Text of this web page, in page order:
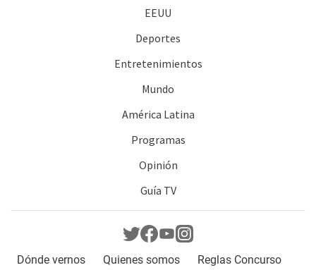
EEUU
Deportes
Entretenimientos
Mundo
América Latina
Programas
Opinión
Guía TV
Dónde vernos Quienes somos Reglas Concurso